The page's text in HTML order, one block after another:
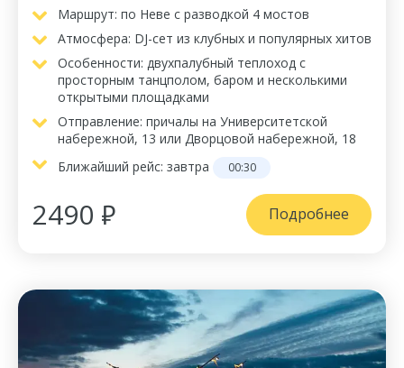
Маршрут: по Неве с разводкой 4 мостов
Атмосфера: DJ-сет из клубных и популярных хитов
Особенности: двухпалубный теплоход с
просторным танцполом, баром и несколькими
открытыми площадками
Отправление: причалы на Университетской
набережной, 13 или Дворцовой набережной, 18
Ближайший рейс: завтра 00:30
2490 ₽ Подробнее